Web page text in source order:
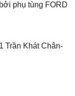
phụ tùng FORD
Trần Khát Chân-